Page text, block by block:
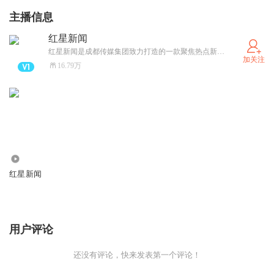
主播信息
红星新闻
红星新闻是成都传媒集团致力打造的一款聚焦热点新闻的主流新兴媒体，这里是真相与思想的交汇之地。 这里聚集了中国优秀的调查新闻记者，拥有真知灼见的评论员；国内国际有价值的新闻，红星新闻都会冲在第一线。
16.79万
加关注
红星新闻
用户评论
还没有评论，快来发表第一个评论！